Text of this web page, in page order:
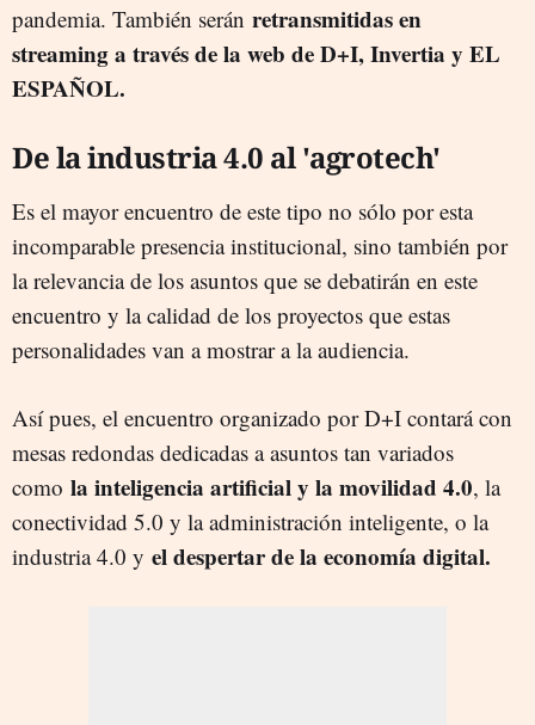
pandemia. También serán retransmitidas en
streaming a través de la web de D+I, Invertia y EL
ESPAÑOL.
De la industria 4.0 al 'agrotech'
Es el mayor encuentro de este tipo no sólo por esta
incomparable presencia institucional, sino también por
la relevancia de los asuntos que se debatirán en este
encuentro y la calidad de los proyectos que estas
personalidades van a mostrar a la audiencia.
Así pues, el encuentro organizado por D+I contará con
mesas redondas dedicadas a asuntos tan variados
como la inteligencia artificial y la movilidad 4.0, la
conectividad 5.0 y la administración inteligente, o la
industria 4.0 y el despertar de la economía digital.